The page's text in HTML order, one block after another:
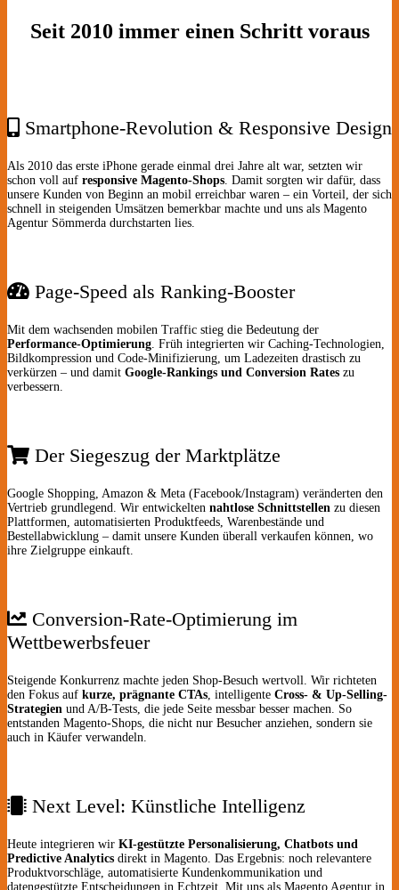
Seit 2010 immer einen Schritt voraus
Smartphone-Revolution & Responsive Design
Als 2010 das erste iPhone gerade einmal drei Jahre alt war, setzten wir
schon voll auf responsive Magento-Shops . Damit sorgten wir dafür, dass
unsere Kunden von Beginn an mobil erreichbar waren – ein Vorteil, der sich
schnell in steigenden Umsätzen bemerkbar machte und uns als Magento
Agentur Sömmerda durchstarten lies.
Page-Speed als Ranking-Booster
Mit dem wachsenden mobilen Traffic stieg die Bedeutung der
Performance-Optimierung . Früh integrierten wir Caching-Technologien,
Bildkompression und Code-Minifizierung, um Ladezeiten drastisch zu
verkürzen – und damit Google-Rankings und Conversion Rates zu
verbessern.
Der Siegeszug der Marktplätze
Google Shopping, Amazon & Meta (Facebook/Instagram) veränderten den
Vertrieb grundlegend. Wir entwickelten nahtlose Schnittstellen zu diesen
Plattformen, automatisierten Produkt­feeds, Warenbestände und
Bestellabwicklung – damit unsere Kunden überall verkaufen können, wo
ihre Zielgruppe einkauft.
Conversion-Rate-Optimierung im
Wettbewerbsfeuer
Steigende Konkurrenz machte jeden Shop-Besuch wertvoll. Wir richteten
den Fokus auf kurze, prägnante CTAs , intelligente Cross- & Up-Selling-
Strategien und A/B-Tests, die jede Seite messbar besser machen. So
entstanden Magento-Shops, die nicht nur Besucher anziehen, sondern sie
auch in Käufer verwandeln.
Next Level: Künstliche Intelligenz
Heute integrieren wir KI-gestützte Personalisierung, Chatbots und
Predictive Analytics direkt in Magento. Das Ergebnis: noch relevantere
Produkt­vorschläge, automatisierte Kunden­kommunikation und
datengestützte Entscheidungen in Echtzeit. Mit uns als Magento Agentur in